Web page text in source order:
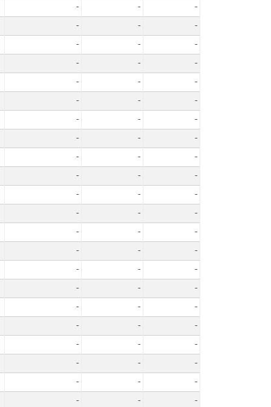
- -
-
- -
-
- -
-
- -
-
- -
-
- -
-
- -
-
- -
-
- -
-
- -
-
- -
-
- -
-
- -
-
- -
-
- -
-
- -
-
- -
-
- -
-
- -
-
- -
-
- -
-
- -
-